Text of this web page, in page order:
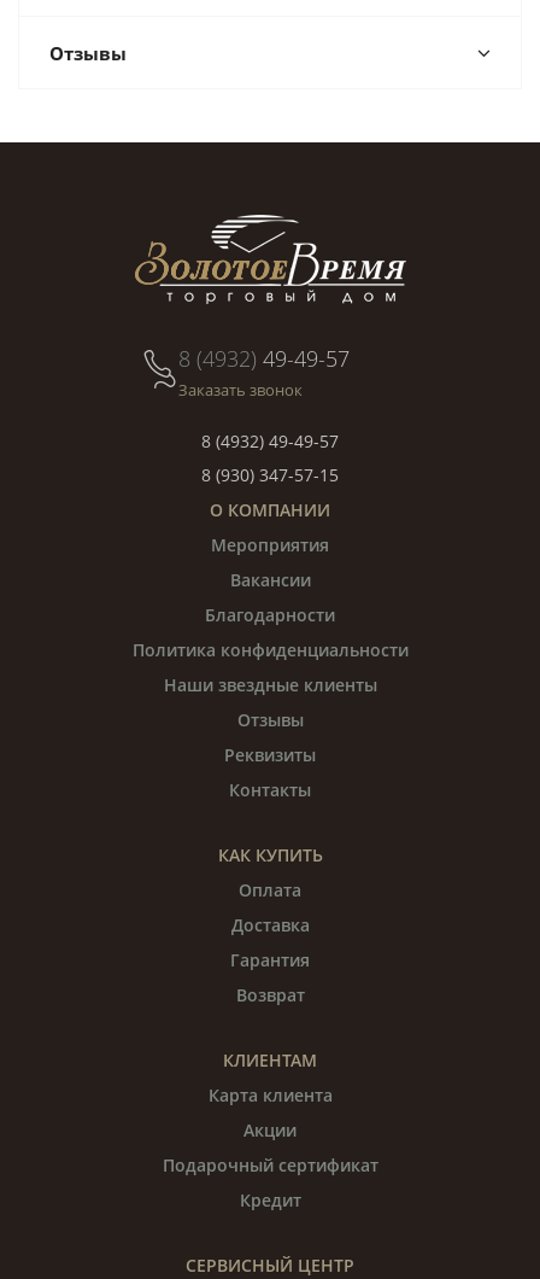
Отзывы
8 (4932) 49-49-57
Заказать звонок
8 (4932) 49-49-57
8 (930) 347-57-15
О КОМПАНИИ
Мероприятия
Вакансии
Благодарности
Политика конфиденциальности
Наши звездные клиенты
Отзывы
Реквизиты
Контакты
КАК КУПИТЬ
Оплата
Доставка
Гарантия
Возврат
КЛИЕНТАМ
Карта клиента
Акции
Подарочный сертификат
Кредит
СЕРВИСНЫЙ ЦЕНТР